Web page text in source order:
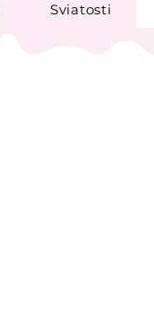
Sviatosti